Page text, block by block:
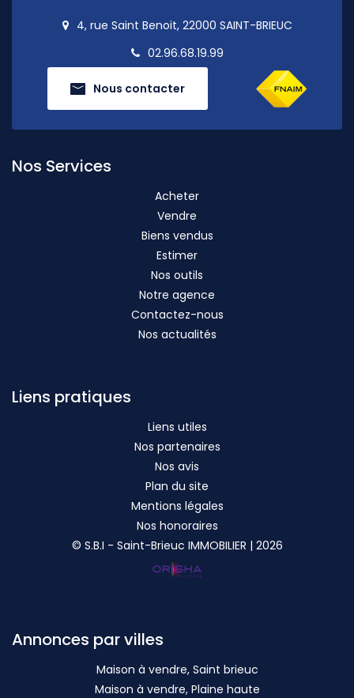
4, rue Saint Benoit, 22000 SAINT-BRIEUC
02.96.68.19.99
Nous contacter
Nos Services
Acheter
Vendre
Biens vendus
Estimer
Nos outils
Notre agence
Contactez-nous
Nos actualités
Liens pratiques
Liens utiles
Nos partenaires
Nos avis
Plan du site
Mentions légales
Nos honoraires
© S.B.I - Saint-Brieuc IMMOBILIER | 2026
Annonces par villes
Maison à vendre, Saint brieuc
Maison à vendre, Plaine haute